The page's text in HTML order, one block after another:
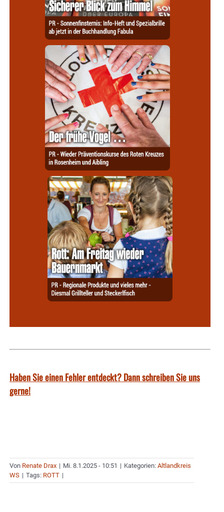
Haben Sie einen Fehler entdeckt? Dann schreiben Sie uns
gerne!
Von Renate Drax | Mi. 8.1.2025 - 10:51 | Kategorien: Altlandkreis
WS | Tags: ROTT |